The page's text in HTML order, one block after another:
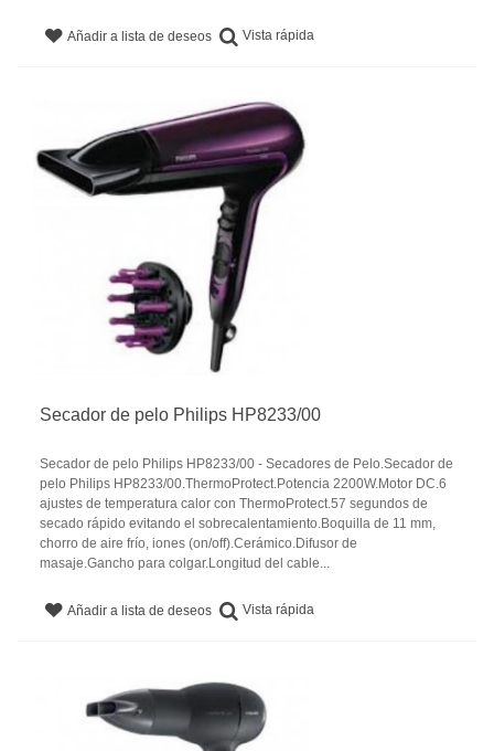
Añadir a lista de deseos Vista rápida
Secador de pelo Philips HP8233/00
Secador de pelo Philips HP8233/00 - Secadores de Pelo.Secador de
pelo Philips HP8233/00.ThermoProtect.Potencia 2200W.Motor DC.6
ajustes de temperatura calor con ThermoProtect.57 segundos de
secado rápido evitando el sobrecalentamiento.Boquilla de 11 mm,
chorro de aire frío, iones (on/off).Cerámico.Difusor de
masaje.Gancho para colgar.Longitud del cable...
Añadir a lista de deseos Vista rápida